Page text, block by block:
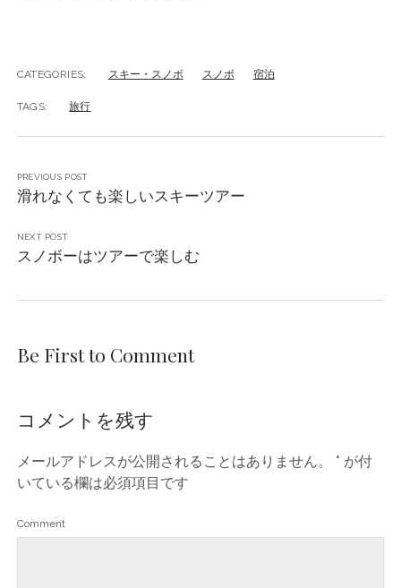
CATEGORIES: スキー・スノボ スノボ 宿泊
TAGS: 旅行
PREVIOUS POST
滑れなくても楽しいスキーツアー
NEXT POST
スノボーはツアーで楽しむ
Be First to Comment
コメントを残す
メールアドレスが公開されることはありません。 * が付
いている欄は必須項目です
Comment